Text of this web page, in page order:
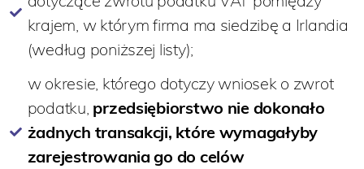
krajem, w którym firma ma siedzibę a Irlandia
(według poniższej listy);
w okresie, którego dotyczy wniosek o zwrot
podatku, przedsiębiorstwo nie dokonało
żadnych transakcji, które wymagałyby
zarejestrowania go do celów